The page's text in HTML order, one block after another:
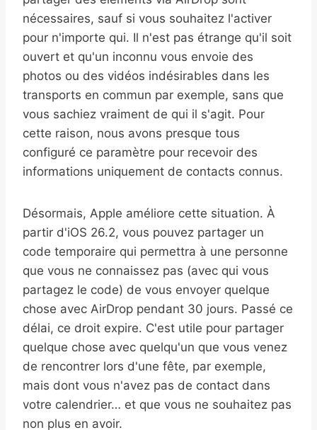
nécessaires, sauf si vous souhaitez l'activer
pour n'importe qui. Il n'est pas étrange qu'il soit
ouvert et qu'un inconnu vous envoie des
photos ou des vidéos indésirables dans les
transports en commun par exemple, sans que
vous sachiez vraiment de qui il s'agit. Pour
cette raison, nous avons presque tous
configuré ce paramètre pour recevoir des
informations uniquement de contacts connus.
Désormais, Apple améliore cette situation. À
partir d'iOS 26.2, vous pouvez partager un
code temporaire qui permettra à une personne
que vous ne connaissez pas (avec qui vous
partagez le code) de vous envoyer quelque
chose avec AirDrop pendant 30 jours. Passé ce
délai, ce droit expire. C'est utile pour partager
quelque chose avec quelqu'un que vous venez
de rencontrer lors d'une fête, par exemple,
mais dont vous n'avez pas de contact dans
votre calendrier… et que vous ne souhaitez pas
non plus en avoir.